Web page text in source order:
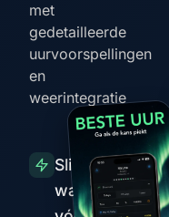
met
gedetailleerde
uurvoorspellingen
en
weerintegratie
Slimme